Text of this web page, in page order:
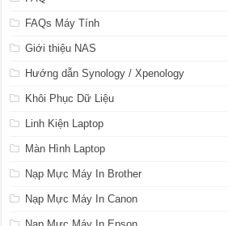
FAQs Máy Tính
Giới thiệu NAS
Hướng dẫn Synology / Xpenology
Khôi Phục Dữ Liệu
Linh Kiện Laptop
Màn Hình Laptop
Nạp Mực Máy In Brother
Nạp Mực Máy In Canon